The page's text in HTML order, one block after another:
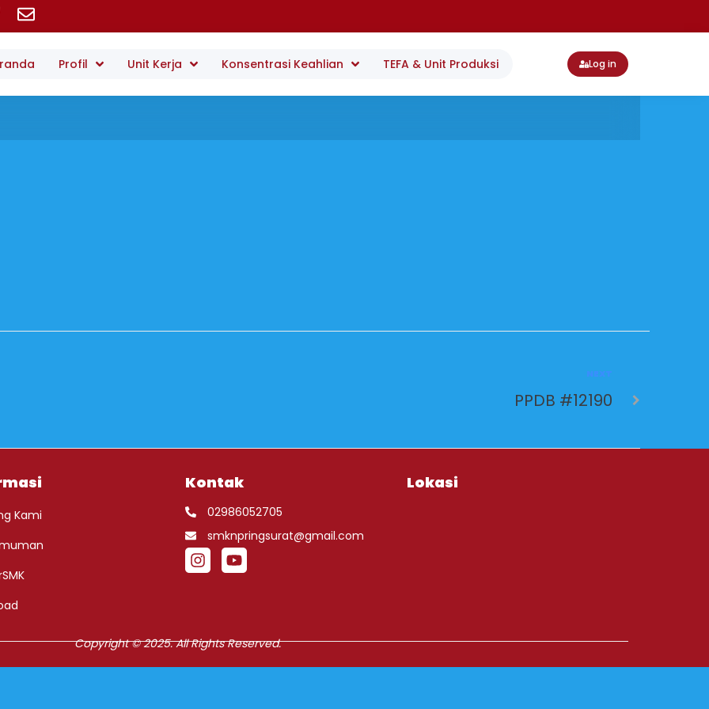
Profil Unit Kerja Konsentrasi Keahlian TEFA & Unit Produksi Log in
PPDB #12190
Kami
Kontak
02986052705
smknpringsurat@gmail.com
Lokasi
Copyright © 2025. All Rights Reserved.